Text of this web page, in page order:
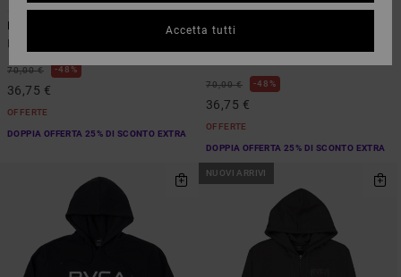
70,00 € 48%
36,75 €
OFFERTE
DOPPIA OFFERTA 25% DI SCONTO EXTRA
Big RVCA
70,00 € 48%
36,75 €
OFFERTE
DOPPIA OFFERTA 25% DI SCONTO EXTRA
NUOVI ARRIVI
Accetta tutti